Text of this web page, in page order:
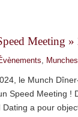
Meeting »
, Munches
le Munch
Speed Meeting !
a pour